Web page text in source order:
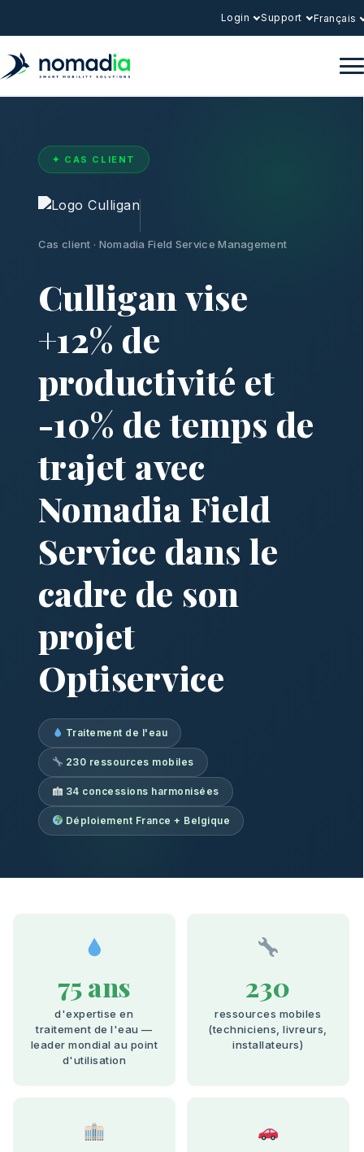
Login Support Français
✦ CAS CLIENT
Cas client · Nomadia Field Service Management
Culligan vise
+12% de
productivité et
-10% de temps de
trajet avec
Nomadia Field
Service dans le
cadre de son
projet
Optiservice
Traitement de l'eau
230 ressources mobiles
34 concessions harmonisées
Déploiement France + Belgique
75 ans
d'expertise en
traitement de l'eau —
leader mondial au point
d'utilisation
230
ressources mobiles
(techniciens, livreurs,
installateurs)